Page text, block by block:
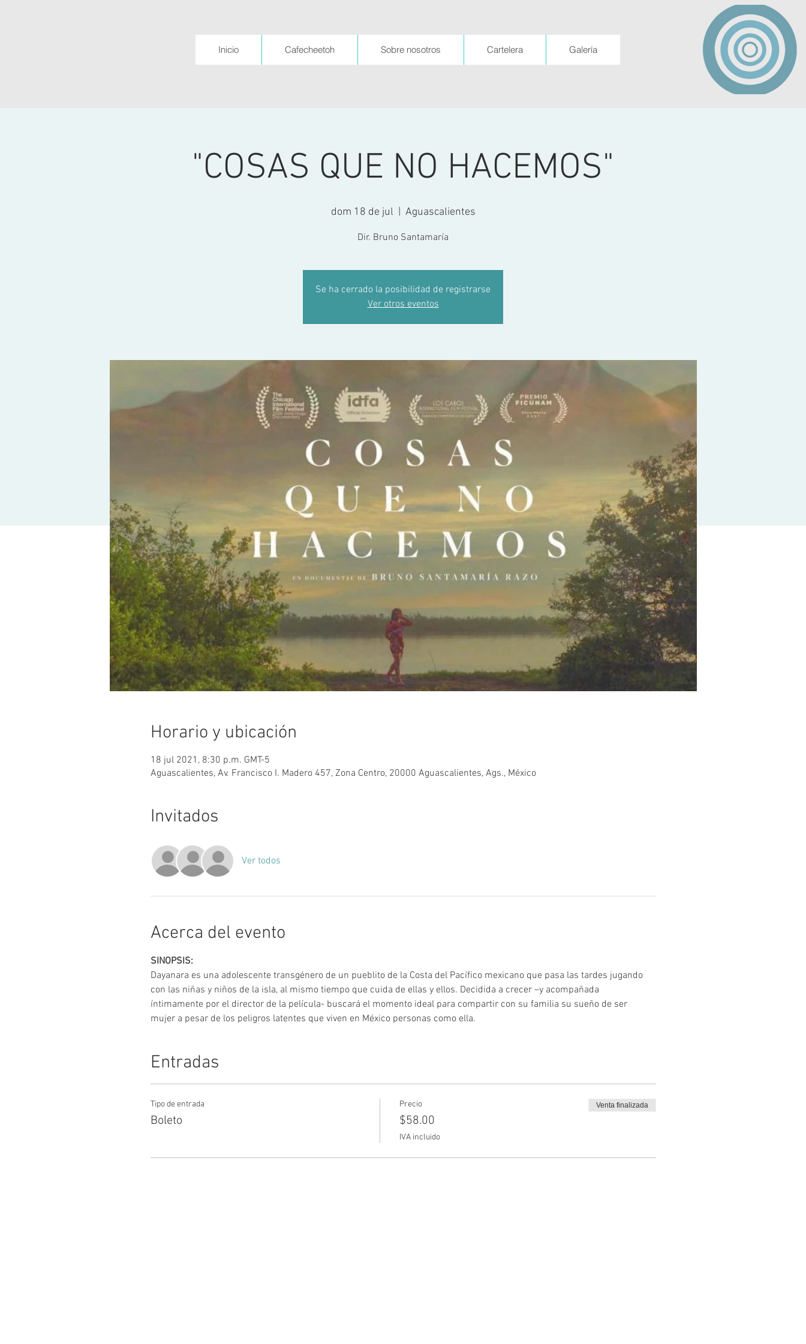
Inicio Cafecheetoh Sobre nosotros Cartelera Galería
"COSAS QUE NO HACEMOS"
dom 18 de jul Aguascalientes
Dir. Bruno Santamaría
Se ha cerrado la posibilidad de registrarse
Ver otros eventos
Horario y ubicación
18 jul 2021, 8:30 p.m. GMT-5
Aguascalientes, Av. Francisco I. Madero 457, Zona Centro, 20000 Aguascalientes, Ags., México
Invitados
Ver todos
Acerca del evento
SINOPSIS:
Dayanara es una adolescente transgénero de un pueblito de la Costa del Pacífico mexicano que pasa las tardes jugando
con las niñas y niños de la isla, al mismo tiempo que cuida de ellas y ellos. Decidida a crecer –y acompañada
íntimamente por el director de la película- buscará el momento ideal para compartir con su familia su sueño de ser
mujer a pesar de los peligros latentes que viven en México personas como ella.
Entradas
Tipo de entrada
Boleto
Precio
$58.00
IVA incluido
Venta finalizada